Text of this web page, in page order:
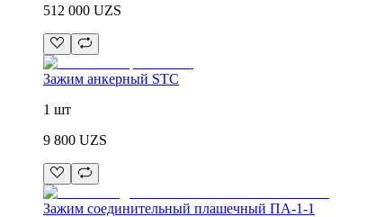
512 000 UZS
Зажим анкерный STC
1 шт
9 800 UZS
Зажим соединительный плашечный ПА-1-1